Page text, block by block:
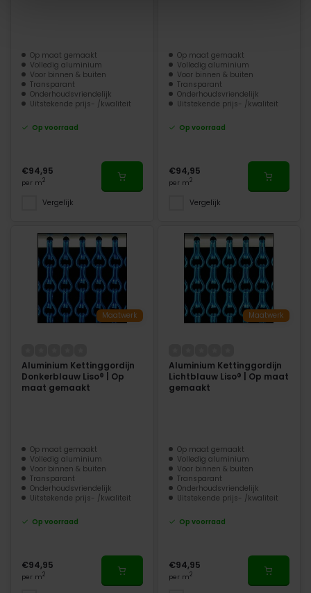
Op maat gemaakt
Volledig aluminium
Voor binnen & buiten
Transparant
Onderhoudsvriendelijk
Uitstekende prijs- /kwaliteit
Op voorraad
€94,95
per m2
Vergelijk
Op maat gemaakt
Volledig aluminium
Voor binnen & buiten
Transparant
Onderhoudsvriendelijk
Uitstekende prijs- /kwaliteit
Op voorraad
€94,95
per m2
Vergelijk
Maatwerk
Aluminium Kettinggordijn
Donkerblauw Liso® | Op
maat gemaakt
Op maat gemaakt
Volledig aluminium
Voor binnen & buiten
Transparant
Onderhoudsvriendelijk
Uitstekende prijs- /kwaliteit
Op voorraad
€94,95
per m2
Maatwerk
Aluminium Kettinggordijn
Lichtblauw Liso® | Op maat
gemaakt
Op maat gemaakt
Volledig aluminium
Voor binnen & buiten
Transparant
Onderhoudsvriendelijk
Uitstekende prijs- /kwaliteit
Op voorraad
€94,95
per m2